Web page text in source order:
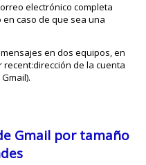
electrónico completa
en caso de que sea una
en dos equipos, en
de la cuenta
Gmail por tamaño